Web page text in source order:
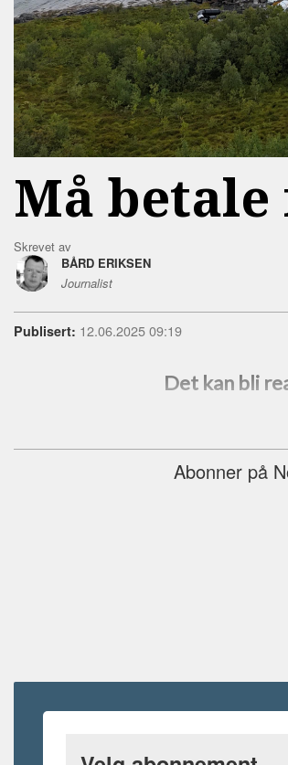
Må
Skrevet av
BÅRD ERIKSEN
Journalist
Publisert: 12.06.2025 09:19
Det kan bli
Abonner på